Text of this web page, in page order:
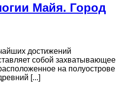
Майя. Город
достижений
собой захватывающее
на полуострове
[...]